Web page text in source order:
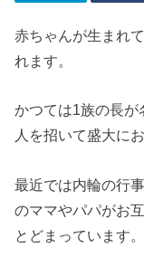
赤ちゃんが生まれ
れます。
かつては1族の長
人を招いて盛大に
最近では内輪の行
のママやパパがお
とどまっています。